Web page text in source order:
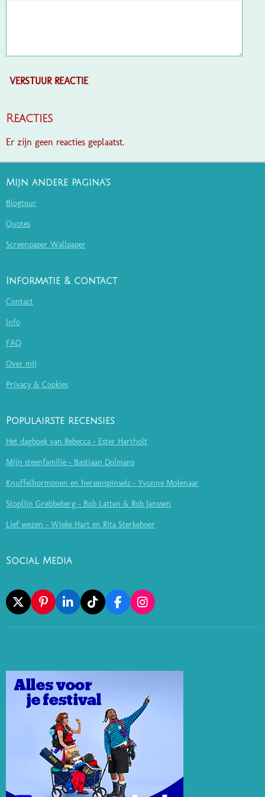
VERSTUUR REACTIE
Reacties
Er zijn geen reacties geplaatst.
Mijn andere pagina's
Blogtour
Quotes
Screenpaper Wallpaper
Informatie & contact
Contact
Info
FAQ
Over mij
Privacy & Cookies
Populairste recensies
Het dagboek van Rebecca - Ester Hartholt
Mijn steenfamilie - Bastiaan Dolmans
Knuffelhormonen en hersenspinsels - Yvonne Molenaar
Stoplijn Grebbeberg - Bob Latten & Rob Janssen
Lief wezen - Wieke Hart en Rita Sterkeboer
Social Media
X
P
I
N
E
S
T
L
I
N
I
N
T
I
K
F
A
C
O
I
N
S
R
M